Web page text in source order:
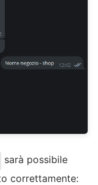
sarà possibile
correttamente: